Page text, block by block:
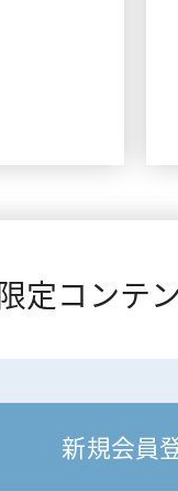
定コンテ
新規会員